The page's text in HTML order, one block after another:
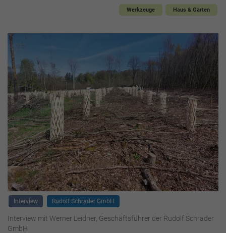
Werkzeuge Haus & Garten
Interview Rudolf Schrader GmbH
Interview mit Werner Leidner, Geschäftsführer der Rudolf Schrader
GmbH